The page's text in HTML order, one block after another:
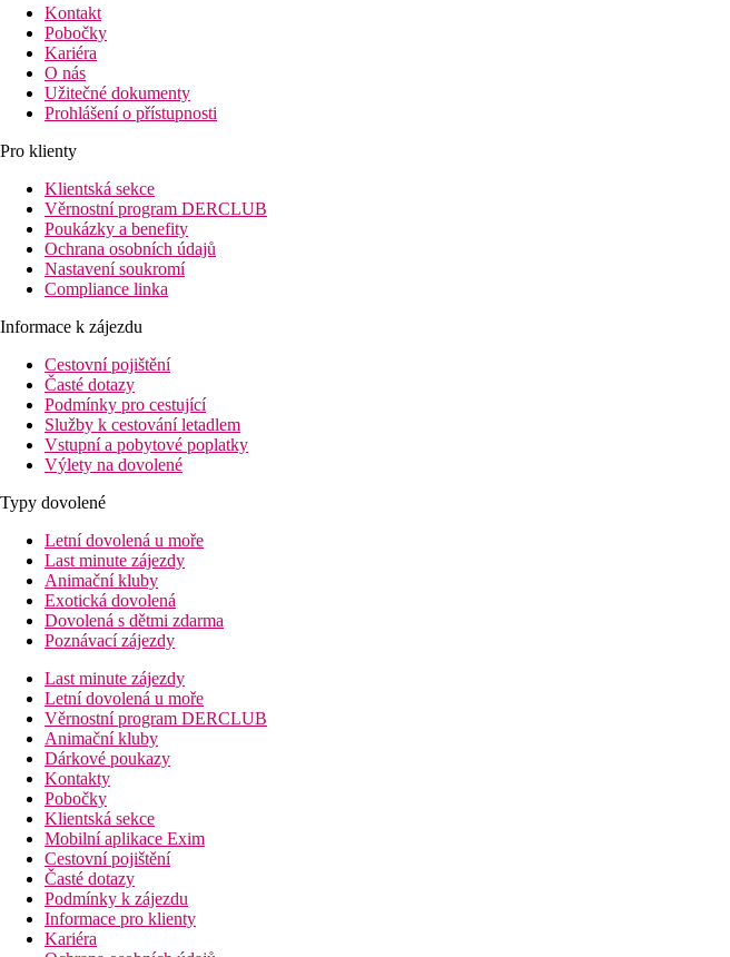
Kontakt
Pobočky
Kariéra
O nás
Užitečné dokumenty
Prohlášení o přístupnosti
Pro klienty
Klientská sekce
Věrnostní program DERCLUB
Poukázky a benefity
Ochrana osobních údajů
Nastavení soukromí
Compliance linka
Informace k zájezdu
Cestovní pojištění
Časté dotazy
Podmínky pro cestující
Služby k cestování letadlem
Vstupní a pobytové poplatky
Výlety na dovolené
Typy dovolené
Letní dovolená u moře
Last minute zájezdy
Animační kluby
Exotická dovolená
Dovolená s dětmi zdarma
Poznávací zájezdy
Last minute zájezdy
Letní dovolená u moře
Věrnostní program DERCLUB
Animační kluby
Dárkové poukazy
Kontakty
Pobočky
Klientská sekce
Mobilní aplikace Exim
Cestovní pojištění
Časté dotazy
Podmínky k zájezdu
Informace pro klienty
Kariéra